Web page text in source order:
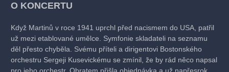
O KONCERTU
Když Martinů v roce 1941 uprchl před nacismem do USA, patřil
už mezi etablované umělce. Symfonie skladateli na seznamu
děl přesto chyběla. Svému příteli a dirigentovi Bostonského
orchestru Sergeji Kusevickému se zmínil, že by rád něco napsal